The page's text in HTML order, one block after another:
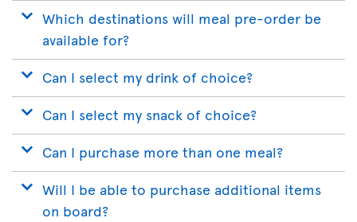
Which destinations will meal pre-order be
available for?
Can I select my drink of choice?
Can I select my snack of choice?
Can I purchase more than one meal?
Will I be able to purchase additional items
on board?